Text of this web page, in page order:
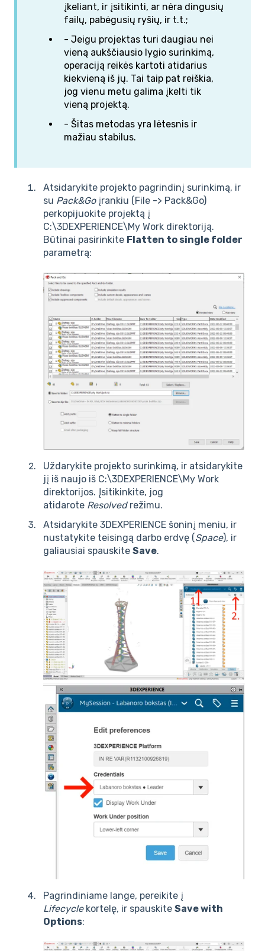
įkeliant, ir įsitikinti, ar nėra dingusių
failų, pabėgusių ryšių, ir t.t.;
- Jeigu projektas turi daugiau nei
vieną aukščiausio lygio surinkimą,
operaciją reikės kartoti atidarius
kiekvieną iš jų. Tai taip pat reiškia,
jog vienu metu galima įkelti tik
vieną projektą.
- Šitas metodas yra lėtesnis ir
mažiau stabilus.
Atsidarykite projekto pagrindinį surinkimą, ir
su Pack&Goįrankiu (File -> Pack&Go)
perkopijuokite projektą į
C:\3DEXPERIENCE\My Work direktoriją.
Būtinai pasirinkite Flatten to single folder
parametrą:
Uždarykite projekto surinkimą, ir atsidarykite
jį iš naujo iš C:\3DEXPERIENCE\My Work
direktorijos. Įsitikinkite, jog
atidarote Resolved režimu.
Atsidarykite 3DEXPERIENCE šoninį meniu, ir
nustatykite teisingą darbo erdvę (Space), ir
galiausiai spauskite Save.
Pagrindiniame lange, pereikite į
Lifecycle kortelę, ir spauskite Save with
Options: